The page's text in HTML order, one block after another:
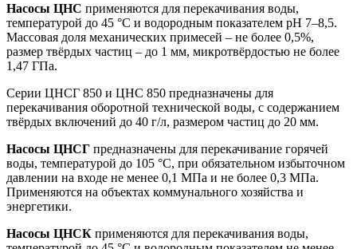
Насосы ЦНС применяются для перекачивания воды,
температурой до 45 °C и водородным показателем pH 7–8,5.
Массовая доля механических примесей – не более 0,5%,
размер твёрдых частиц – до 1 мм, микротвёрдостью не более
1,47 ГПа.
Серии ЦНСГ 850 и ЦНС 850 предназначены для
перекачивания оборотной технической воды, с содержанием
твёрдых включений до 40 г/л, размером частиц до 20 мм.
Насосы ЦНСГ предназначены для перекачивание горячей
воды, температурой до 105 °C, при обязательном избыточном
давлении на входе не менее 0,1 МПа и не более 0,3 МПа.
Применяются на объектах коммунального хозяйства и
энергетики.
Насосы ЦНСК применяются для перекачивания воды,